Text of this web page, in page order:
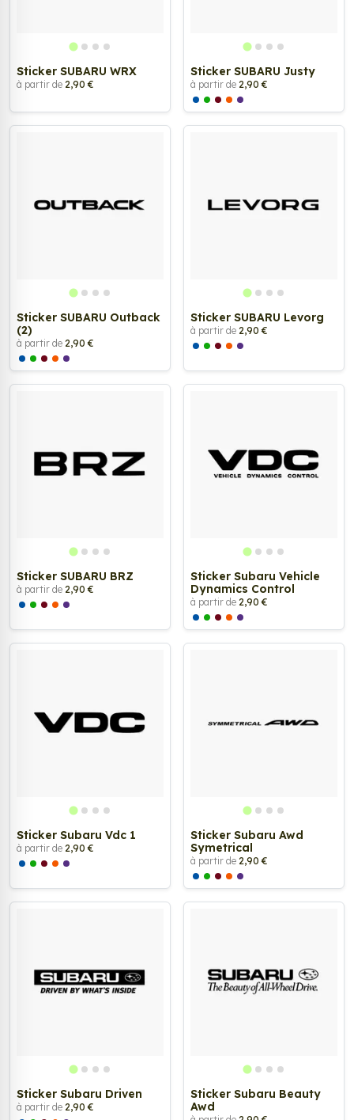
Sticker SUBARU WRX
à partir de 2,90 €
Sticker SUBARU Justy
à partir de 2,90 €
Sticker SUBARU Outback
(2)
à partir de 2,90 €
Sticker SUBARU Levorg
à partir de 2,90 €
Sticker SUBARU BRZ
à partir de 2,90 €
Sticker Subaru Vehicle
Dynamics Control
à partir de 2,90 €
Sticker Subaru Vdc 1
à partir de 2,90 €
Sticker Subaru Awd
Symetrical
à partir de 2,90 €
Sticker Subaru Driven
à partir de 2,90 €
Sticker Subaru Beauty
Awd